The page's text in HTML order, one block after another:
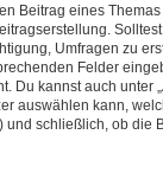
Beitrag eines
Umfragen zu
Felder
Du kannst auch unter
auswählen kann,
schließlich, ob die